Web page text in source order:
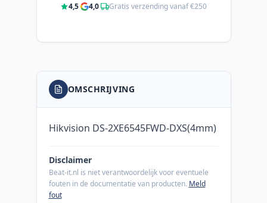
4,5· 4,0· Gratis verzending vanaf €250
OMSCHRIJVING
Hikvision DS-2XE6545FWD-DXS(4mm)
Disclaimer
Beat-it.nl is niet verantwoordelijk voor eventuele
fouten in de documentatie van producten. Meld
fout